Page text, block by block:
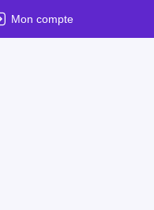
Mon compte